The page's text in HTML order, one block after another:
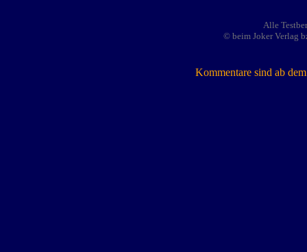
Alle
© beim Joker Verlag
Kommentare sind ab